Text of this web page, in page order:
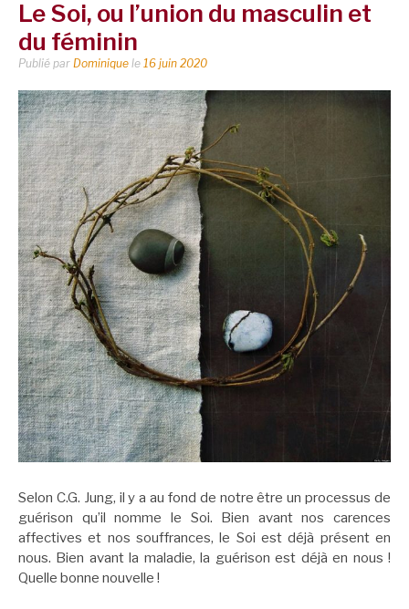
Le Soi, ou l’union du masculin et
du féminin
Publié par Dominique le 16 juin 2020
Selon C.G. Jung, il y a au fond de notre être un processus de
guérison qu’il nomme le Soi. Bien avant nos carences
affectives et nos souffrances, le Soi est déjà présent en
nous. Bien avant la maladie, la guérison est déjà en nous !
Quelle bonne nouvelle !